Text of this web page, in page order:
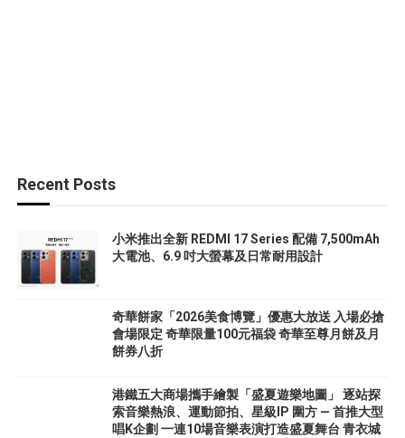
Recent Posts
小米推出全新 REDMI 17 Series 配備 7,500mAh
大電池、6.9 吋大螢幕及日常耐用設計
奇華餅家「2026美食博覽」優惠大放送 入場必搶
會場限定 奇華限量100元福袋 奇華至尊月餅及月
餅券八折
港鐵五大商場攜手繪製「盛夏遊樂地圖」 逐站探
索音樂熱浪、運動節拍、星級IP 圍方 — 首推大型
唱K企劃 一連10場音樂表演打造盛夏舞台 青衣城